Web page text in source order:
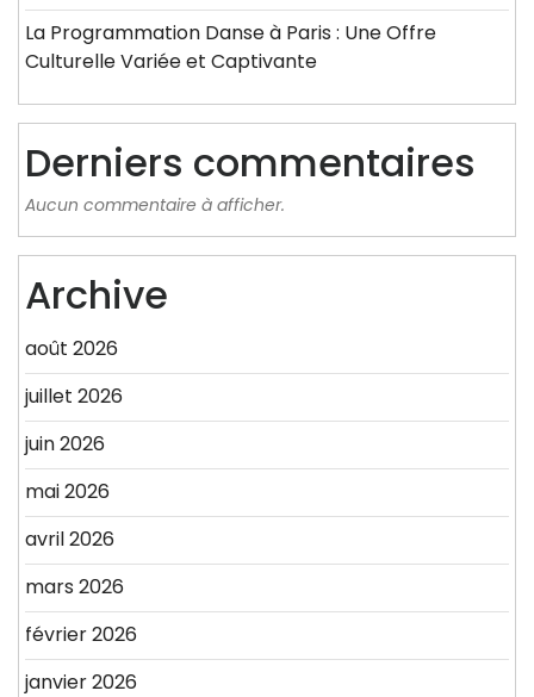
La Programmation Danse à Paris : Une Offre
Culturelle Variée et Captivante
Derniers commentaires
Aucun commentaire à afficher.
Archive
août 2026
juillet 2026
juin 2026
mai 2026
avril 2026
mars 2026
février 2026
janvier 2026